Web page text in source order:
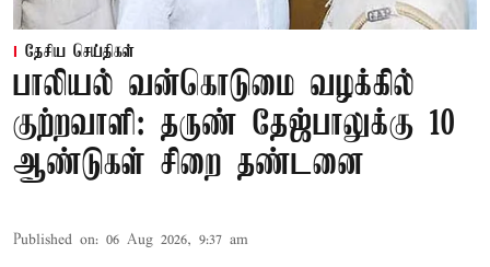
தேசிய செய்திகள்
பாலியல் வன்கொடுமை வழக்கில்
குற்றவாளி: தருண் தேஜ்பாலுக்கு 10
ஆண்டுகள் சிறை தண்டனை
Published on: 06 Aug 2026, 9:37 am